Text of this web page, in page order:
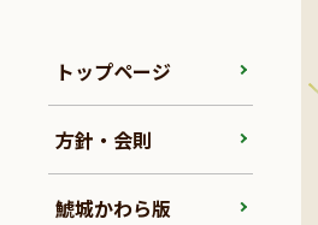
トップページ
方針・会則
鯱城かわら版